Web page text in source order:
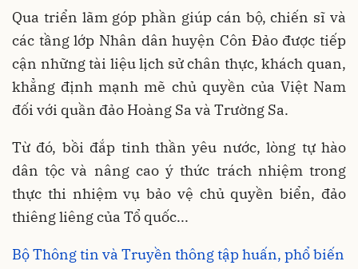
Qua triển lãm góp phần giúp cán bộ, chiến sĩ và
các tầng lớp Nhân dân huyện Côn Đảo được tiếp
cận những tài liệu lịch sử chân thực, khách quan,
khẳng định mạnh mẽ chủ quyền của Việt Nam
đối với quần đảo Hoàng Sa và Trường Sa.
Từ đó, bồi đắp tinh thần yêu nước, lòng tự hào
dân tộc và nâng cao ý thức trách nhiệm trong
thực thi nhiệm vụ bảo vệ chủ quyền biển, đảo
thiêng liêng của Tổ quốc...
Bộ Thông tin và Truyền thông tập huấn, phổ biến